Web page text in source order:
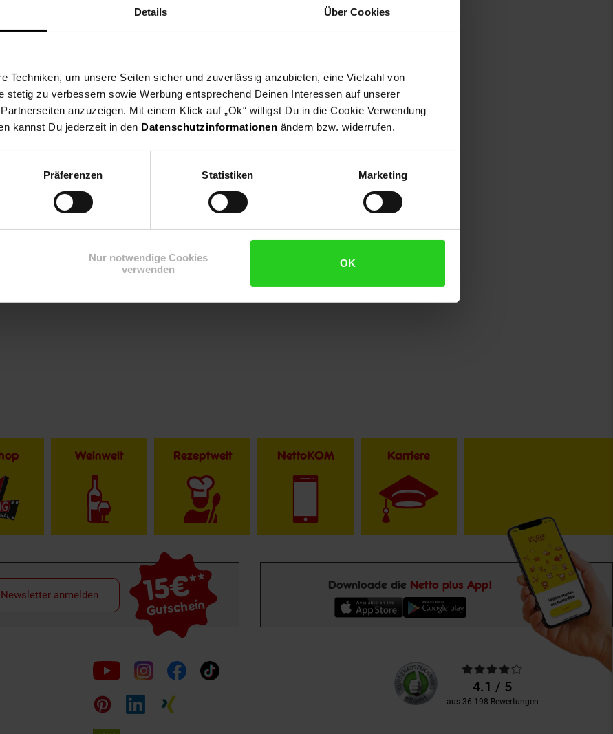
Details Über Cookies
Techniken, um unsere Seiten sicher und zuverlässig anzubieten, eine Vielzahl von
stetig zu verbessern sowie Werbung entsprechend Deinen Interessen auf unserer
anzuzeigen. Mit einem Klick auf „Ok“ willigst Du in die Cookie Verwendung
kannst Du jederzeit in den Datenschutzinformationen ändern bzw. widerrufen.
Präferenzen Statistiken Marketing
Nur notwendige Cookies
verwenden
OK
Weinwelt Rezeptwelt NettoKOM Karriere
15€**
Gutschein
anmelden
Downloade die Netto plus App!
Folge
uns
auf
Unsere
Kundenbewertungen
Durchschnittliche
Bewertungen4.1 / 5
aus 36.198 Bewertungen